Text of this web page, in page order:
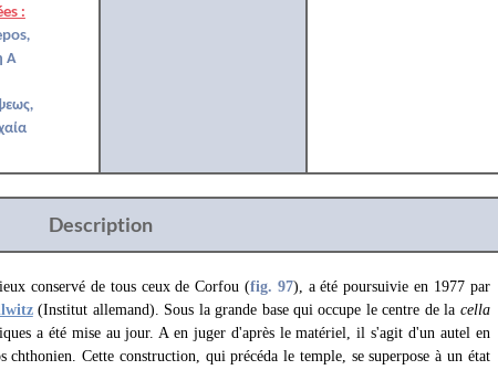
:
Α
Description
conservé de tous ceux de Corfou (fig. 97), a été poursuivie en 1977 par
(Institut allemand). Sous la grande base qui occupe le centre de la cella
a été mise au jour. A en juger d'après le matériel, il s'agit d'un autel en
Cette construction, qui précéda le temple, se superpose à un état